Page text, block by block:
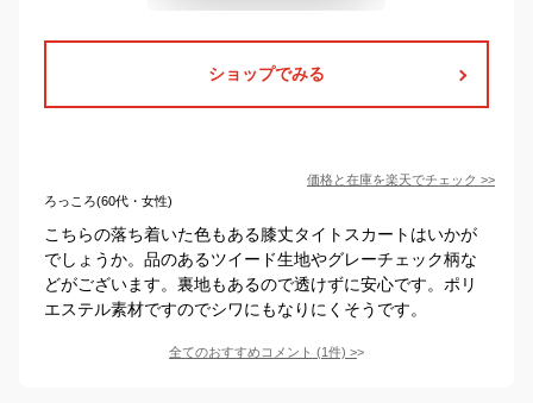
ショップでみる
価格と在庫を楽天でチェック >>
ろっころ(60代・女性)
こちらの落ち着いた色もある膝丈タイトスカートはいかが
でしょうか。品のあるツイード生地やグレーチェック柄な
どがございます。裏地もあるので透けずに安心です。ポリ
エステル素材ですのでシワにもなりにくそうです。
全てのおすすめコメント (1件) >